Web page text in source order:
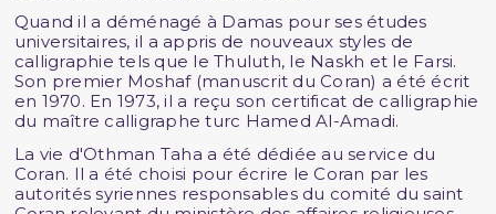
Quand il a déménagé à Damas pour ses études
universitaires, il a appris de nouveaux styles de
calligraphie tels que le Thuluth, le Naskh et le Farsi.
Son premier Moshaf (manuscrit du Coran) a été écrit
en 1970. En 1973, il a reçu son certificat de calligraphie
du maître calligraphe turc Hamed Al-Amadi.
La vie d'Othman Taha a été dédiée au service du
Coran. Il a été choisi pour écrire le Coran par les
autorités syriennes responsables du comité du saint